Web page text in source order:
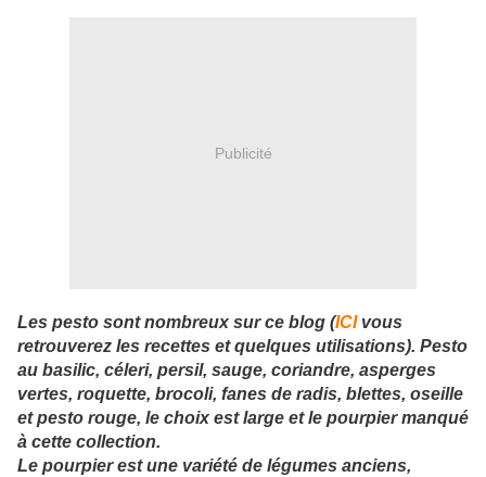
Publicité
Les pesto sont nombreux sur ce blog (ICIvous
retrouverez les recettes et quelques utilisations). Pesto
au basilic, céleri, persil, sauge, coriandre, asperges
vertes, roquette, brocoli, fanes de radis, blettes, oseille
et pesto rouge, le choix est large et le pourpier manqué
à cette collection.
Le pourpier est une variété de légumes anciens,